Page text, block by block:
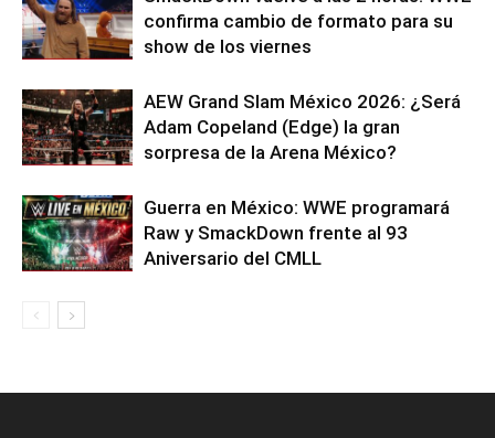
confirma cambio de formato para su
show de los viernes
AEW Grand Slam México 2026: ¿Será
Adam Copeland (Edge) la gran
sorpresa de la Arena México?
Guerra en México: WWE programará
Raw y SmackDown frente al 93
Aniversario del CMLL